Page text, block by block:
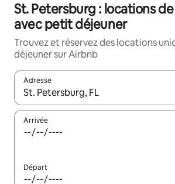
St. Petersburg : locations
avec petit déjeuner
Trouvez et réservez des locations
déjeuner sur Airbnb
Adresse
Lorsque les résultats s'affichent,
Arrivée
Départ